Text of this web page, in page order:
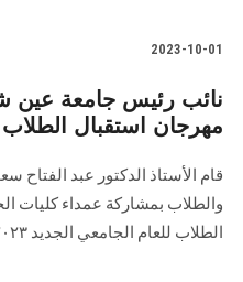
2023-10-01
نائب رئيس جامعة عين
مهرجان استقبال الطلاب
قام الأستاذ الدكتور عبد
والطلاب بمشاركة عمداء كليات
الطلاب للعام الجامعي الجديد ٢٠٢٣ – ٢٠٢٤..........................................................................